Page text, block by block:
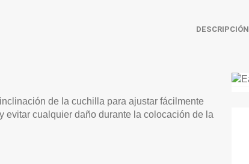
DESCRIPCIÓN
de la cuchilla para ajustar fácilmente
evitar cualquier daño durante la colocación de la